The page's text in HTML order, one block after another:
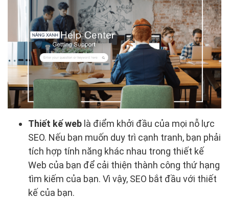
Thiết kế web là điểm khởi đầu của mọi nỗ lực
SEO. Nếu bạn muốn duy trì cạnh tranh, bạn phải
tích hợp tính năng khác nhau trong thiết kế
Web của bạn để cải thiện thành công thứ hạng
tìm kiếm của bạn. Vì vậy, SEO bắt đầu với thiết
kế của bạn.